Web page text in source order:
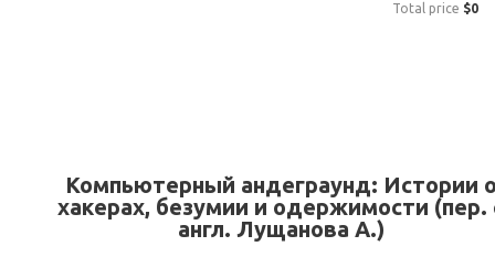
Total price $0
Компьютерный андеграунд: Истории
хакерах, безумии и одержимости (пер.
англ. Лущанова А.)